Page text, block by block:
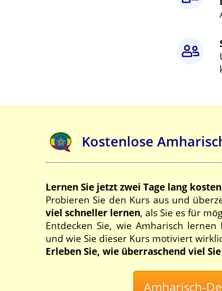
Kostenlose
Lernen Sie jetzt zwei Tage lang
Probieren Sie den Kurs aus und
viel schneller lernen, als Sie es für
Entdecken Sie, wie Amharisch
und wie Sie dieser Kurs motiviert
Erleben Sie, wie überraschend viel